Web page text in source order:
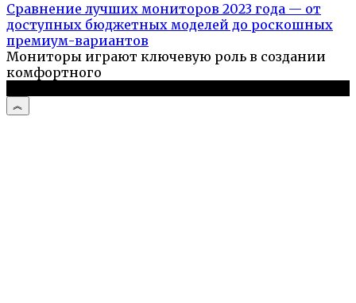
Сравнение лучших мониторов 2023 года — от
доступных бюджетных моделей до роскошных
премиум-вариантов
Мониторы играют ключевую роль в создании
комфортного